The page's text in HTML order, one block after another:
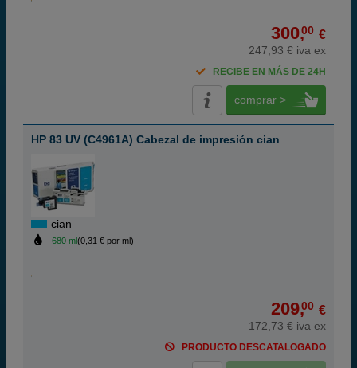
300,00 €
247,93 € iva ex
RECIBE EN MÁS DE 24H
comprar >
HP 83 UV (C4961A) Cabezal de impresión cian
cian
680 ml(0,31 € por ml)
209,00 €
172,73 € iva ex
PRODUCTO DESCATALOGADO